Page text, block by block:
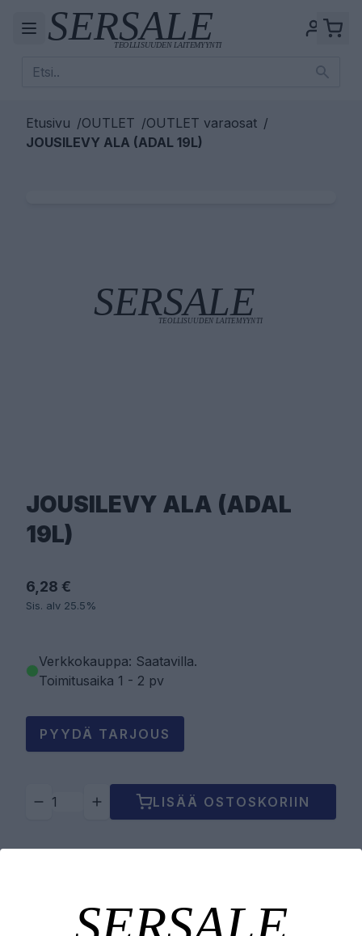
Etusivu /OUTLET /OUTLET varaosat /
JOUSILEVY ALA (ADAL 19L)
JOUSILEVY ALA (ADAL
19L)
6,28 €
Sis. alv 25.5%
Verkkokauppa: Saatavilla.
Toimitusaika 1 - 2 pv
PYYDÄ TARJOUS
LISÄÄ OSTOSKORIIN
Tekniset edut